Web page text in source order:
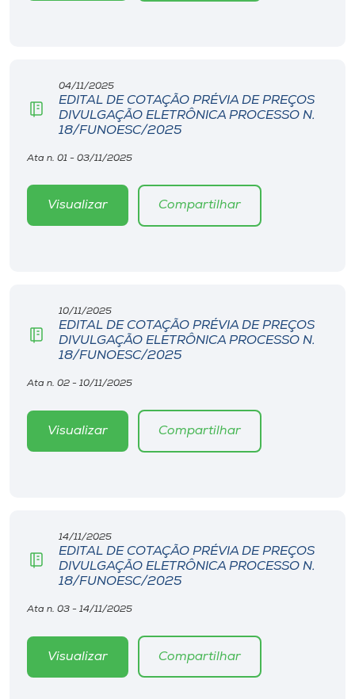
04/11/2025
EDITAL DE COTAÇÃO PRÉVIA DE PREÇOS
DIVULGAÇÃO ELETRÔNICA PROCESSO N.
18/FUNOESC/2025
Ata n. 01 - 03/11/2025
Visualizar Compartilhar
10/11/2025
EDITAL DE COTAÇÃO PRÉVIA DE PREÇOS
DIVULGAÇÃO ELETRÔNICA PROCESSO N.
18/FUNOESC/2025
Ata n. 02 - 10/11/2025
Visualizar Compartilhar
14/11/2025
EDITAL DE COTAÇÃO PRÉVIA DE PREÇOS
DIVULGAÇÃO ELETRÔNICA PROCESSO N.
18/FUNOESC/2025
Ata n. 03 - 14/11/2025
Visualizar Compartilhar